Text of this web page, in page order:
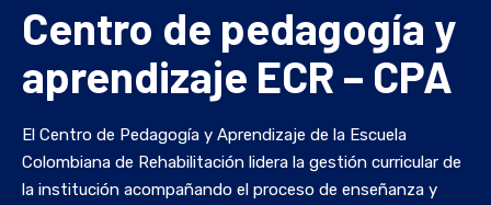
Centro de pedagogía y
aprendizaje ECR – CPA
El Centro de Pedagogía y Aprendizaje de la Escuela
Colombiana de Rehabilitación lidera la gestión curricular de
la institución acompañando el proceso de enseñanza y